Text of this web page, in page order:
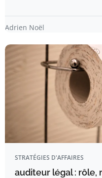
Adrien Noël
STRATÉGIES D'AFFAIRES
auditeur légal : rôle,